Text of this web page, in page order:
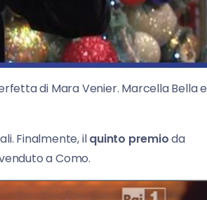
di Mara Venier. Marcella Bella e
Finalmente, ilquinto premioda
a Como.